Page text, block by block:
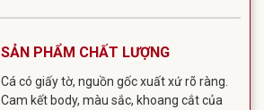
SẢN PHẨM CHẤT LƯỢNG
Cá có giấy tờ, nguồn gốc xuất xứ rõ ràng.
Cam kết body, màu sắc, khoang cắt của